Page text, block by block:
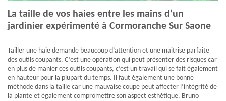
La taille de vos haies entre les mains d’un
jardinier expérimenté à Cormoranche Sur Saone
Tailler une haie demande beaucoup d’attention et une maitrise parfaite
des outils coupants. C’est une opération qui peut présenter des risques car
en plus de manier ces outils coupants, c’est un travail qui se fait également
en hauteur pour la plupart du temps. Il faut également une bonne
méthode dans la taille car une mauvaise coupe peut affecter l’intégrité de
la plante et également compromettre son aspect esthétique. Bruno